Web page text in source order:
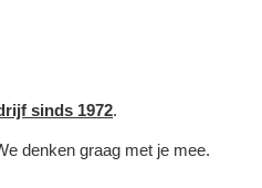
sinds 1972.
denken graag met je mee.